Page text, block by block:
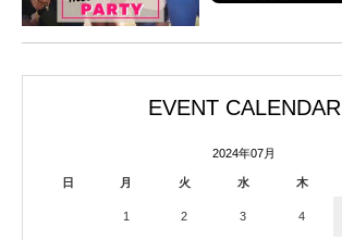
EVENT CALENDAR
2024年07月
日 月 火 水 木
1 2 3 4